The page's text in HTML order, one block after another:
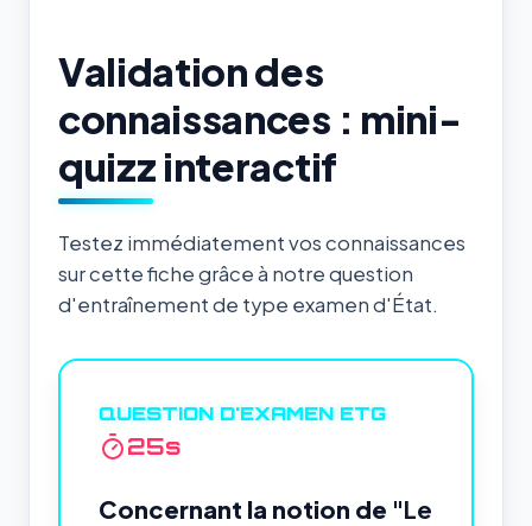
Validation des
connaissances : mini-
quizz interactif
Testez immédiatement vos connaissances
sur cette fiche grâce à notre question
d'entraînement de type examen d'État.
QUESTION D'EXAMEN ETG
24s
Concernant la notion de "Le